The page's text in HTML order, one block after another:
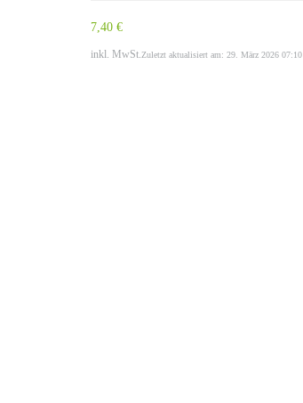
7,40 €
inkl. MwSt.Zuletzt aktualisiert am: 29. März 2026 07:10